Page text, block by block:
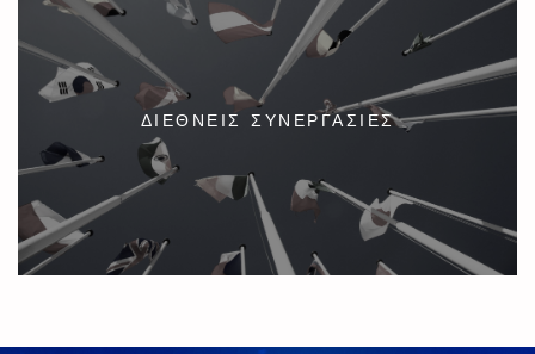
ΔΙΕΘΝΕΙΣ ΣΥΝΕΡΓΑΣΙΕΣ​
Το Corallia αναπτύσσει ευρωπαϊκές και διεθνείς συνεργασίες με
απώτερο στόχο τη δικτύωση και διεθνοποίηση των ελληνικών
επιχειρήσεων στις κύριες αγορές τους, αλλά και τη δημιουργία νέων
αλυσίδων αξίας μεταξύ διαφορετικών κλάδων της Ελληνικής
ΠΕΡΙΣΣΟΤΕΡΑ